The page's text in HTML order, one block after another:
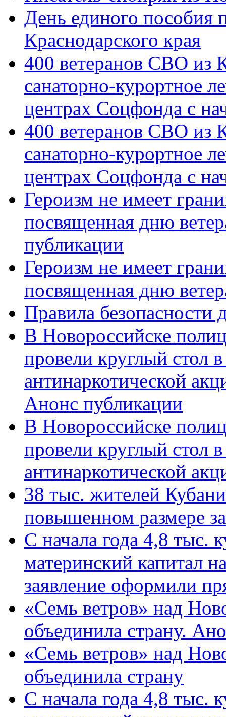
День единого пособия
Краснодарского края
400 ветеранов СВО из
санаторно-курортное
центрах Соцфонда с
400 ветеранов СВО из
санаторно-курортное
центрах Соцфонда с
Героизм не имеет
посвященная дню
публикации
Героизм не имеет
посвященная дню
Правила безопасности
В Новороссийске
провели круглый стол
антинаркотической
Анонс публикации
В Новороссийске
провели круглый стол
антинаркотической
38 тыс. жителей
повышенном размере
С начала года 4,8 тыс.
материнский капитал
заявление оформили
«Семь ветров» над
объединила страну.
«Семь ветров» над
объединила страну
С начала года 4,8 тыс.